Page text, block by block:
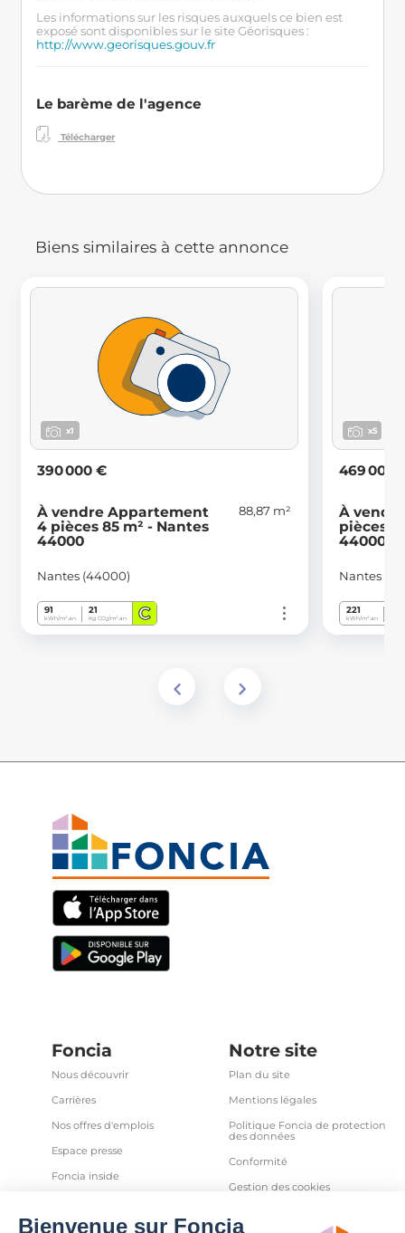
Les informations sur les risques auxquels ce bien est
exposé sont disponibles sur le site Géorisques :
http://www.georisques.gouv.fr
Le barème de l'agence
Télécharger
Biens similaires à cette annonce
x1
390 000 €
À vendre Appartement
4 pièces 85 m² - Nantes
44000
88,87 m²
Nantes (44000)
91
kWh/m².an
21
Kg CO2/m².an C
x5
469 000
À
pièces
44000
Nantes
221
kWh/m².an
Foncia
Nous découvrir
Carrières
Nos offres d'emplois
Espace presse
Foncia inside
Partenaires
Notre site
Plan du site
Mentions légales
Politique Foncia de protection
des données
Conformité
Gestion des cookies
et autres traceurs